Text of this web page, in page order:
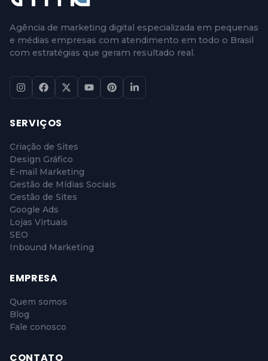
Agência de marketing digital especializada em pequenas
e médias empresas com atendimento em todo o Brasil
com estratégias que geram resultado real.
SERVIÇOS
Criação de Sites
Design Gráfico
E-mail Marketing
Gestão de Mídias Sociais
Gestão de Sites
Google Ads
Lojas Virtuais
SEO
Inbound Marketing
EMPRESA
Quem somos
Blog
Fale conosco
CONTATO